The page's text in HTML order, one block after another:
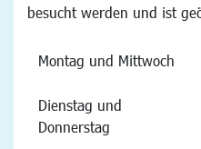
besucht werden und ist
Montag und Mittwoch
Dienstag und
Donnerstag